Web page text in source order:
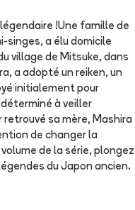
!Une famille de
singes, a élu domicile
village de Mitsuke, dans
a adopté un reiken, un
initialement pour
à veiller
sa mère, Mashira
de changer la
de la série, plongez
du Japon ancien.